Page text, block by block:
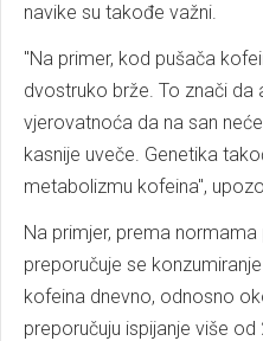
navike su takođe važni.
"Na primer, kod pušača
dvostruko brže. To znači da
vjerovatnoća da na san
kasnije uveče. Genetika
metabolizmu kofeina",
Na primjer, prema normama
preporučuje se
kofeina dnevno, odnosno
preporučuju ispijanje više